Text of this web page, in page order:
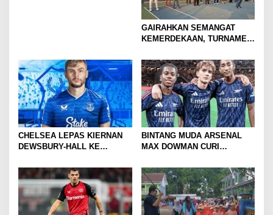
GAIRAHKAN SEMANGAT
KEMERDEKAAN, TURNAMEN
MOJOKERTO RAYA RESMI
BERGULIR
CHELSEA LEPAS KIERNAN
DEWSBURY-HALL KE
SANG GELANDANG DIMULAI
BINTANG MUDA ARSENAL
MAX DOWMAN CURI
PRAMUSIM ASIA